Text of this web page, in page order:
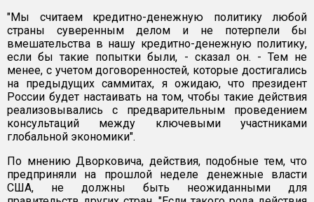
"Мы считаем кредитно-денежную политику любой
страны суверенным делом и не потерпели бы
вмешательства в нашу кредитно-денежную политику,
если бы такие попытки были, - сказал он. - Тем не
менее, с учетом договоренностей, которые достигались
на предыдущих саммитах, я ожидаю, что президент
России будет настаивать на том, чтобы такие действия
реализовывались с предварительным проведением
консультаций между ключевыми участниками
глобальной экономики".
По мнению Дворковича, действия, подобные тем, что
предприняли на прошлой неделе денежные власти
США, не должны быть неожиданными для